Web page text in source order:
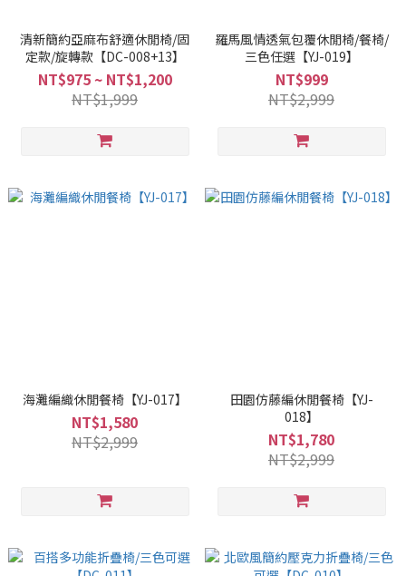
清新簡約亞麻布舒適休閒椅/固
定款/旋轉款【DC-008+13】
NT$975 ~ NT$1,200
NT$1,999
羅馬風情透氣包覆休閒椅/餐椅/
三色任選【YJ-019】
NT$999
NT$2,999
海灘編織休閒餐椅【YJ-017】
NT$1,580
NT$2,999
田園仿藤編休閒餐椅【YJ-
018】
NT$1,780
NT$2,999